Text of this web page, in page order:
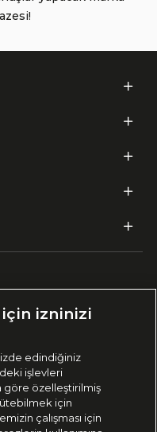
izninizi
edindiğiniz
işlevleri
göre özelleştirilmiş
için
çalışması için